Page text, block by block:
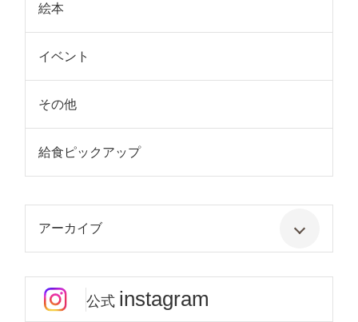
絵本
イベント
その他
給食ピックアップ
アーカイブ
公式 instagram